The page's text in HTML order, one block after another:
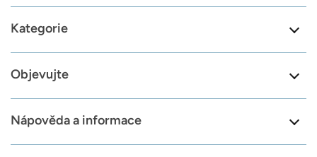
Kategorie
Objevujte
Nápověda a informace